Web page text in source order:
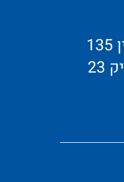
מינהל קהילתי משה דיין 135